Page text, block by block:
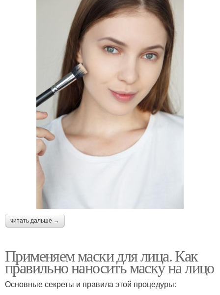
читать дальше →
Применяем маски для лица. Как
правильно наносить маску на лицо
Основные секреты и правила этой процедуры: